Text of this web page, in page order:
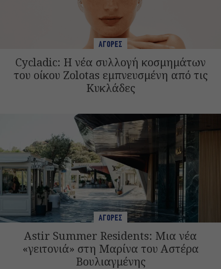
ΑΓΟΡΕΣ
Cycladic: Η νέα συλλογή κοσμημάτων
του οίκου Zolotas εμπνευσμένη από τις
Κυκλάδες
ΑΓΟΡΕΣ
Astir Summer Residents: Μια νέα
«γειτονιά» στη Μαρίνα του Αστέρα
Βουλιαγμένης